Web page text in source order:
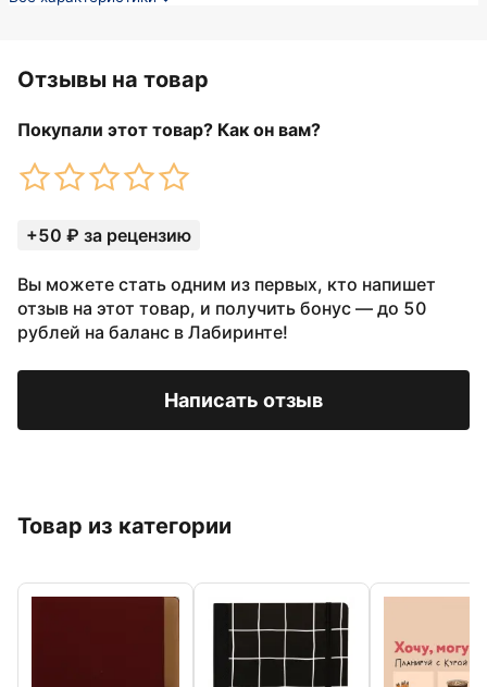
Отзывы на товар
Покупали этот товар? Как он вам?
+50 ₽ за рецензию
Вы можете стать одним из первых, кто напишет
отзыв на этот товар, и получить бонус — до 50
рублей на баланс в Лабиринте!
Написать отзыв
Товар из категории